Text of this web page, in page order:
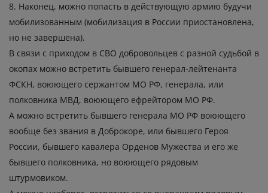
8. Наконец, можно попасть в действующую армию будучи
мобилизованным (мобилизация в России приостановлена,
но не завершена).
В связи с приходом в СВО добровольцев с разной судьбой в
окопах можно встретить бывшего генерал-лейтенанта
ФСКН, воюющего сержантом МО РФ, генерала, или
полковника МВД, воюющего ефрейтором МО РФ.
А можно встретить бывшего генерала МО РФ воюющего
вообще без звания в Доброкоре, или бывшего Героя
России, бывшего кавалера Орденов Мужества и его же
бывшего полковника, но воюющего рядовым
штурмовиком.